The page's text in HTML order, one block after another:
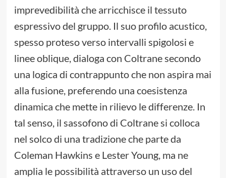
imprevedibilità che arricchisce il tessuto
espressivo del gruppo. Il suo profilo acustico,
spesso proteso verso intervalli spigolosi e
linee oblique, dialoga con Coltrane secondo
una logica di contrappunto che non aspira mai
alla fusione, preferendo una coesistenza
dinamica che mette in rilievo le differenze. In
tal senso, il sassofono di Coltrane si colloca
nel solco di una tradizione che parte da
Coleman Hawkins e Lester Young, ma ne
amplia le possibilità attraverso un uso del